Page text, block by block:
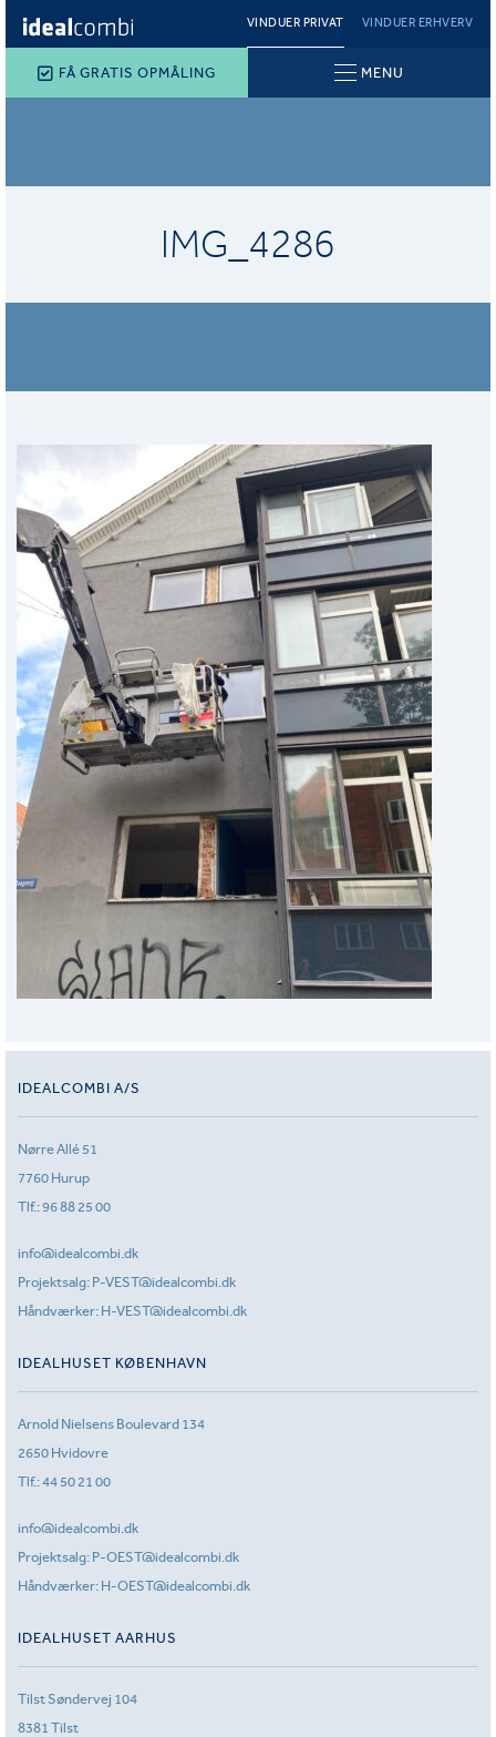
VINDUER PRIVAT VINDUER ERHVERV
FÅ GRATIS OPMÅLING MENU
IMG_4286
IDEALCOMBI A/S
Nørre Allé 51
7760 Hurup
Tlf.:96 88 25 00
info@idealcombi.dk
Projektsalg: P-VEST@idealcombi.dk
Håndværker: H-VEST@idealcombi.dk
IDEALHUSET KØBENHAVN
Arnold Nielsens Boulevard 134
2650 Hvidovre
Tlf.:44 50 21 00
info@idealcombi.dk
Projektsalg: P-OEST@idealcombi.dk
Håndværker: H-OEST@idealcombi.dk
IDEALHUSET AARHUS
Tilst Søndervej 104
8381 Tilst